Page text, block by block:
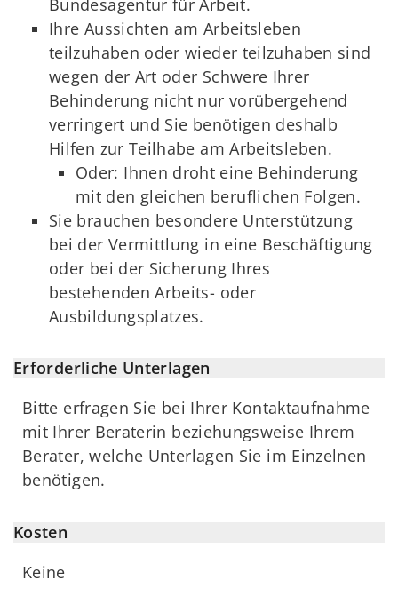
Ihre Aussichten am Arbeitsleben
teilzuhaben oder wieder teilzuhaben sind
wegen der Art oder Schwere Ihrer
Behinderung nicht nur vorübergehend
verringert und Sie benötigen deshalb
Hilfen zur Teilhabe am Arbeitsleben.
Oder: Ihnen droht eine Behinderung
mit den gleichen beruflichen Folgen.
Sie brauchen besondere Unterstützung
bei der Vermittlung in eine Beschäftigung
oder bei der Sicherung Ihres
bestehenden Arbeits- oder
Ausbildungsplatzes.
Erforderliche Unterlagen
Bitte erfragen Sie bei Ihrer Kontaktaufnahme
mit Ihrer Beraterin beziehungsweise Ihrem
Berater, welche Unterlagen Sie im Einzelnen
benötigen.
Kosten
Keine